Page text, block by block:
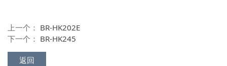
上一个： BR-HK202E
下一个： BR-HK245
返回